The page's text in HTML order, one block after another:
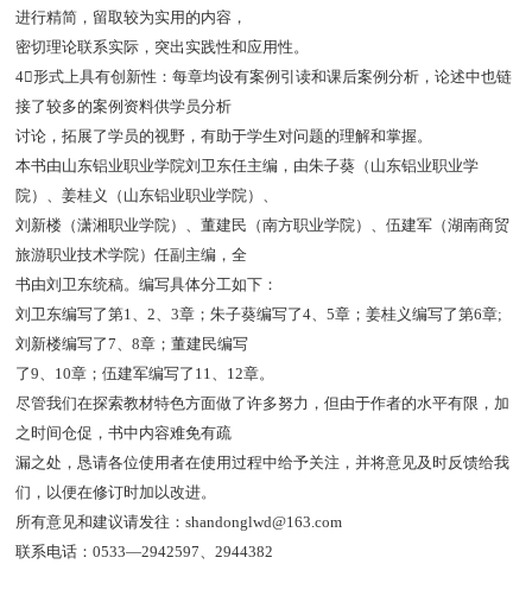
进行精简，留取较为实用的内容，
密切理论联系实际，突出实践性和应用性。
4形式上具有创新性：每章均设有案例引读和课后案例分析，论述中也链
接了较多的案例资料供学员分析
讨论，拓展了学员的视野，有助于学生对问题的理解和掌握。
本书由山东铝业职业学院刘卫东任主编，由朱子葵（山东铝业职业学
院）、姜桂义（山东铝业职业学院）、
刘新楼（潇湘职业学院）、董建民（南方职业学院）、伍建军（湖南商贸
旅游职业技术学院）任副主编，全
书由刘卫东统稿。编写具体分工如下：
刘卫东编写了第1、2、3章；朱子葵编写了4、5章；姜桂义编写了第6章;
刘新楼编写了7、8章；董建民编写
了9、10章；伍建军编写了11、12章。
尽管我们在探索教材特色方面做了许多努力，但由于作者的水平有限，加
之时间仓促，书中内容难免有疏
漏之处，恳请各位使用者在使用过程中给予关注，并将意见及时反馈给我
们，以便在修订时加以改进。
所有意见和建议请发往：shandonglwd@163.com
联系电话：0533—2942597、2944382